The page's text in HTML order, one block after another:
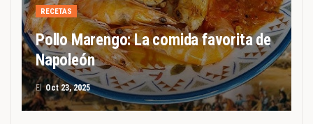
RECETAS
Pollo Marengo: La comida favorita de
Napoleón
ElOct 23, 2025